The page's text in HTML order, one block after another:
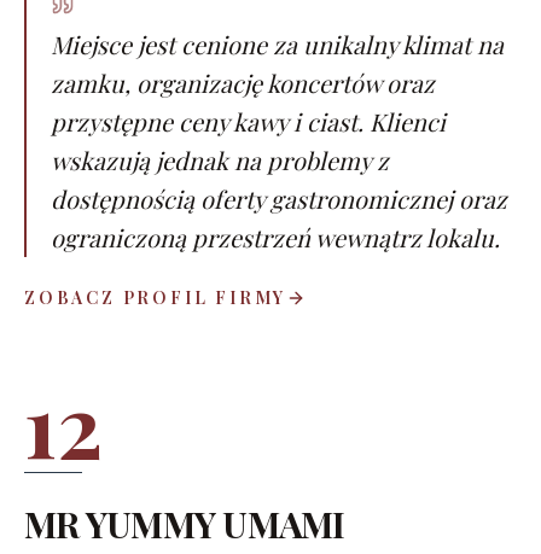
Miejsce jest cenione za unikalny klimat na
zamku, organizację koncertów oraz
przystępne ceny kawy i ciast. Klienci
wskazują jednak na problemy z
dostępnością oferty gastronomicznej oraz
ograniczoną przestrzeń wewnątrz lokalu.
ZOBACZ PROFIL FIRMY
12
MR YUMMY UMAMI